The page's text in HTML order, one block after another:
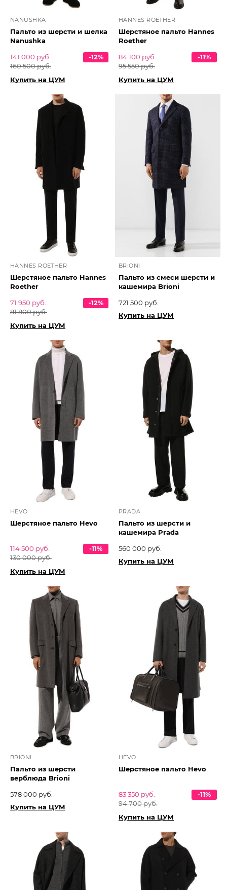
NANUSHKA
Пальто из шерсти и шелка
Nanushka
141 000 руб.
160 500 руб.
-12%
Купить на ЦУМ
HANNES ROETHER
Шерстяное пальто Hannes
Roether
84 100 руб.
95 550 руб.
-11%
Купить на ЦУМ
HANNES ROETHER
Шерстяное пальто Hannes
Roether
71 950 руб.
81 800 руб.
-12%
Купить на ЦУМ
BRIONI
Пальто из смеси шерсти и
кашемира Brioni
721 500 руб.
Купить на ЦУМ
HEVO
Шерстяное пальто Hevo
114 500 руб.
130 000 руб.
-11%
Купить на ЦУМ
PRADA
Пальто из шерсти и
кашемира Prada
560 000 руб.
Купить на ЦУМ
BRIONI
Пальто из шерсти
верблюда Brioni
578 000 руб.
Купить на ЦУМ
HEVO
Шерстяное пальто Hevo
83 350 руб.
94 700 руб.
-11%
Купить на ЦУМ